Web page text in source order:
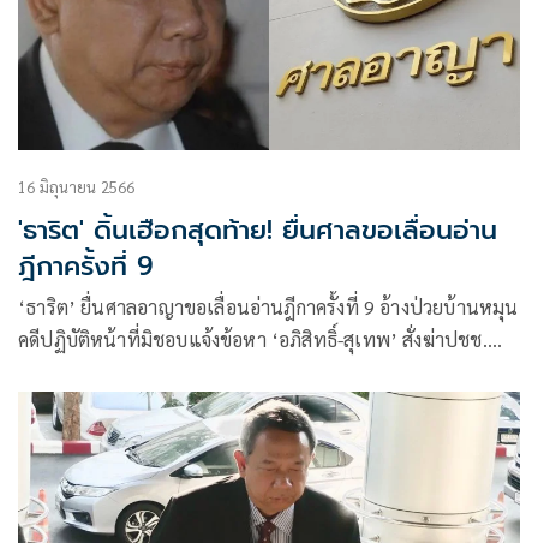
16 มิถุนายน 2566
'ธาริต' ดิ้นเฮือกสุดท้าย! ยื่นศาลขอเลื่อนอ่าน
ฎีกาครั้งที่ 9
‘ธาริต’ ยื่นศาลอาญาขอเลื่อนอ่านฎีกาครั้งที่ 9 อ้างป่วยบ้านหมุน
คดีปฏิบัติหน้าที่มิชอบแจ้งข้อหา ‘อภิสิทธิ์-สุเทพ’ สั่งฆ่าปชช.